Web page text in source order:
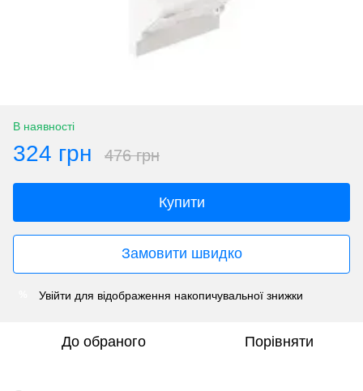
В наявності
324 грн 476 грн
Купити
Замовити швидко
Увійти для відображення накопичувальної знижки
До обраного Порівняти